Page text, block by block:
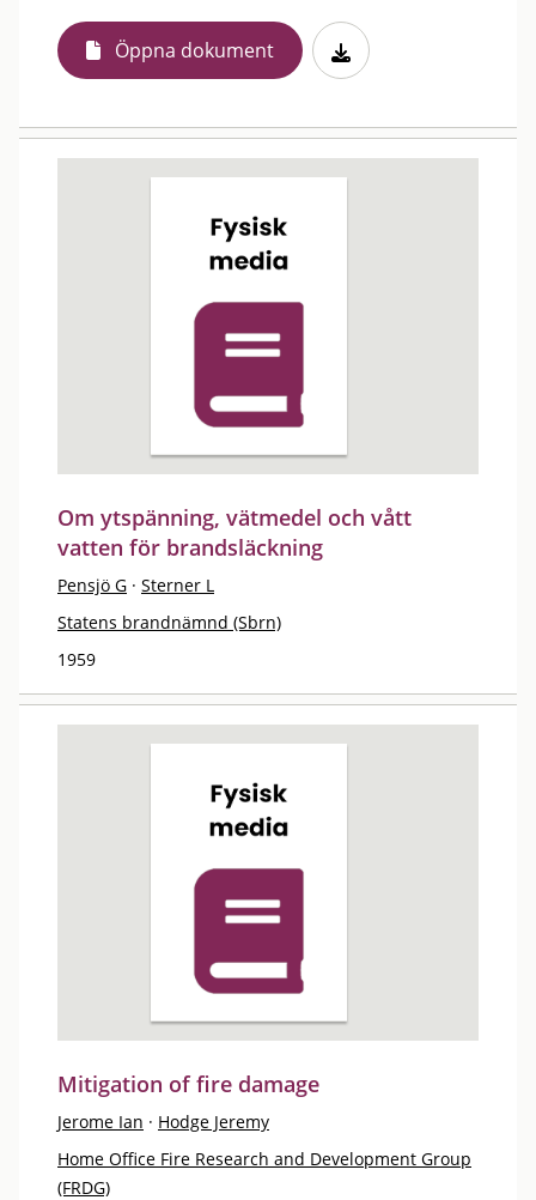
Öppna dokument
Om ytspänning, vätmedel och vått
vatten för brandsläckning
Pensjö G · Sterner L
Statens brandnämnd (Sbrn)
1959
Mitigation of fire damage
Jerome Ian · Hodge Jeremy
Home Office Fire Research and Development Group
(FRDG)